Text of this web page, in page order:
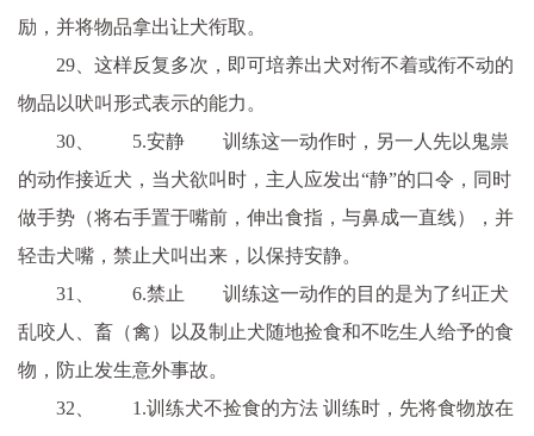
励，并将物品拿出让犬衔取。
29、这样反复多次，即可培养出犬对衔不着或衔不动的
物品以吠叫形式表示的能力。
30、 5.安静 训练这一动作时，另一人先以鬼祟
的动作接近犬，当犬欲叫时，主人应发出“静”的口令，同时
做手势（将右手置于嘴前，伸出食指，与鼻成一直线），并
轻击犬嘴，禁止犬叫出来，以保持安静。
31、 6.禁止 训练这一动作的目的是为了纠正犬
乱咬人、畜（禽）以及制止犬随地捡食和不吃生人给予的食
物，防止发生意外事故。
32、 1.训练犬不捡食的方法 训练时，先将食物放在